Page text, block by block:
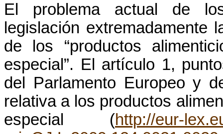
El problema actual de
legislación extremadamente
de los “productos
especial”. El artículo 1,
del Parlamento Europeo y
relativa a los productos
especial (http://eur-